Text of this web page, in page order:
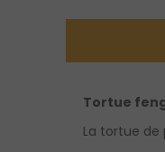
Tortue
La tortue